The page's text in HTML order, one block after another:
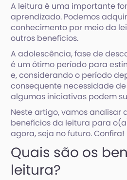
A leitura é uma importante
aprendizado. Podemos
conhecimento por meio da
outros benefícios.
A adolescência, fase de
é um ótimo período para
e, considerando o período de
consequente necessidade
algumas iniciativas podem
Neste artigo, vamos analisar
benefícios da leitura para
agora, seja no futuro. Confira!
Quais são os
leitura?